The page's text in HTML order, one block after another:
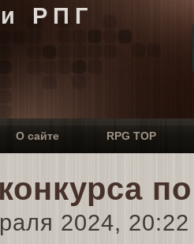
РПГ
О сайте RPG TOP
2024,